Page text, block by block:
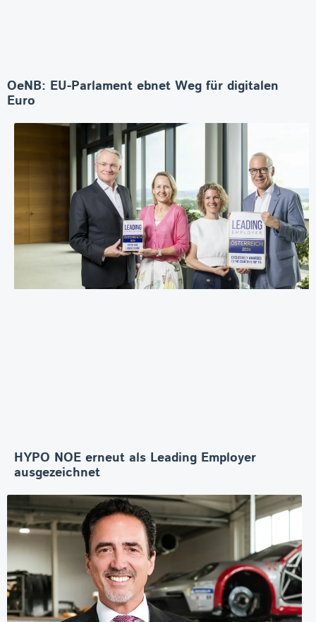
OeNB: EU-Parlament ebnet Weg für digitalen
Euro
HYPO NOE erneut als Leading Employer
ausgezeichnet